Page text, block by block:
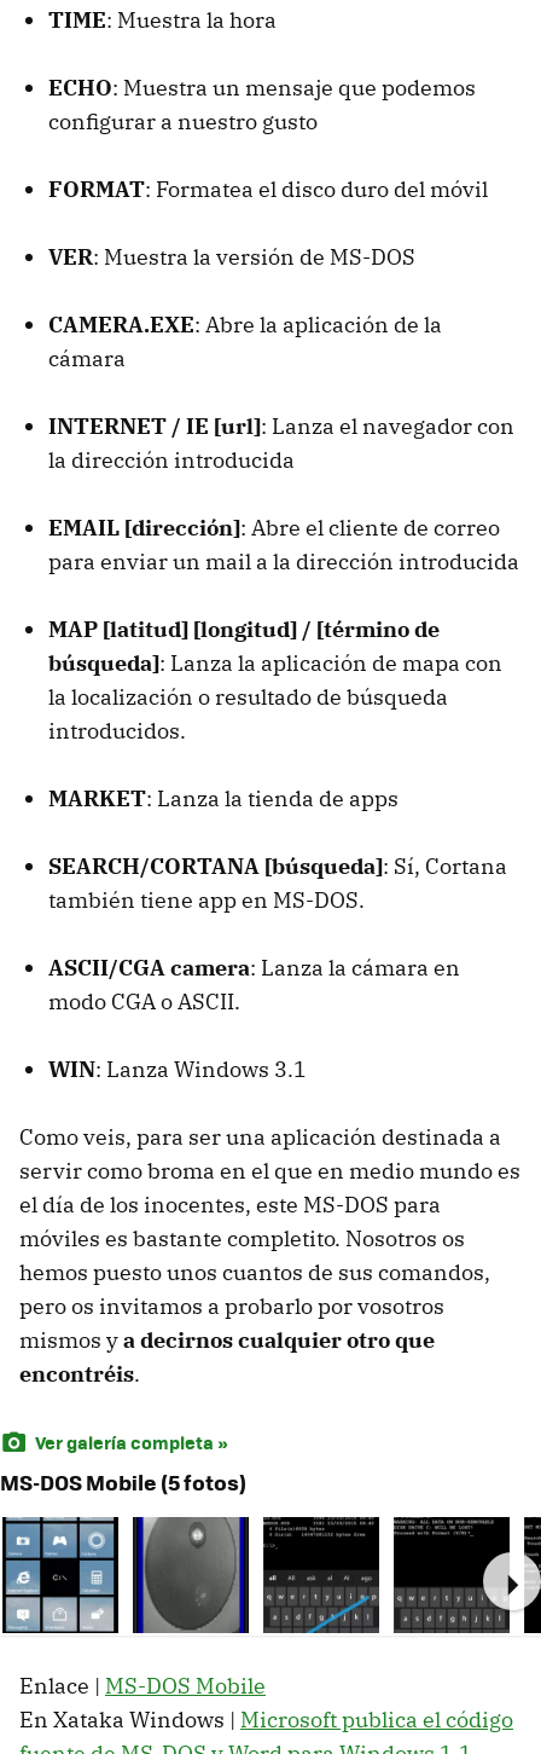
TIME: Muestra la hora
ECHO: Muestra un mensaje que podemos
configurar a nuestro gusto
FORMAT: Formatea el disco duro del móvil
VER: Muestra la versión de MS-DOS
CAMERA.EXE: Abre la aplicación de la
cámara
INTERNET / IE [url]: Lanza el navegador con
la dirección introducida
EMAIL [dirección]: Abre el cliente de correo
para enviar un mail a la dirección introducida
MAP [latitud] [longitud] / [término de
búsqueda]: Lanza la aplicación de mapa con
la localización o resultado de búsqueda
introducidos.
MARKET: Lanza la tienda de apps
SEARCH/CORTANA [búsqueda]: Sí, Cortana
también tiene app en MS-DOS.
ASCII/CGA camera: Lanza la cámara en
modo CGA o ASCII.
WIN: Lanza Windows 3.1
Como veis, para ser una aplicación destinada a
servir como broma en el que en medio mundo es
el día de los inocentes, este MS-DOS para
móviles es bastante completito. Nosotros os
hemos puesto unos cuantos de sus comandos,
pero os invitamos a probarlo por vosotros
mismos ya decirnos cualquier otro que
encontréis.
Ver galería completa »
MS-DOS Mobile (5 fotos)
Enlace | MS-DOS Mobile
En Xataka Windows | Microsoft publica el código